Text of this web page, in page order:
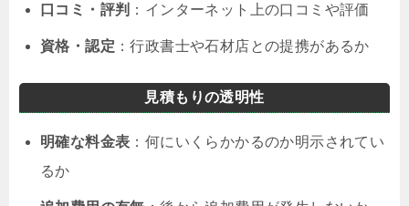
口コミ・評判 ：インターネット上の口コミや評価
資格・認定 ：行政書士や石材店との提携があるか
見積もりの透明性
明確な料金表 ：何にいくらかかるのか明示されてい
るか